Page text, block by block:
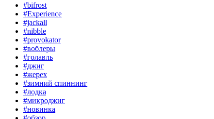
#bifrost
#Experience
#jackall
#nibble
#provokator
#воблеры
#голавль
#джиг
#жерех
#зимний спиннинг
#лодка
#микроджиг
#новинка